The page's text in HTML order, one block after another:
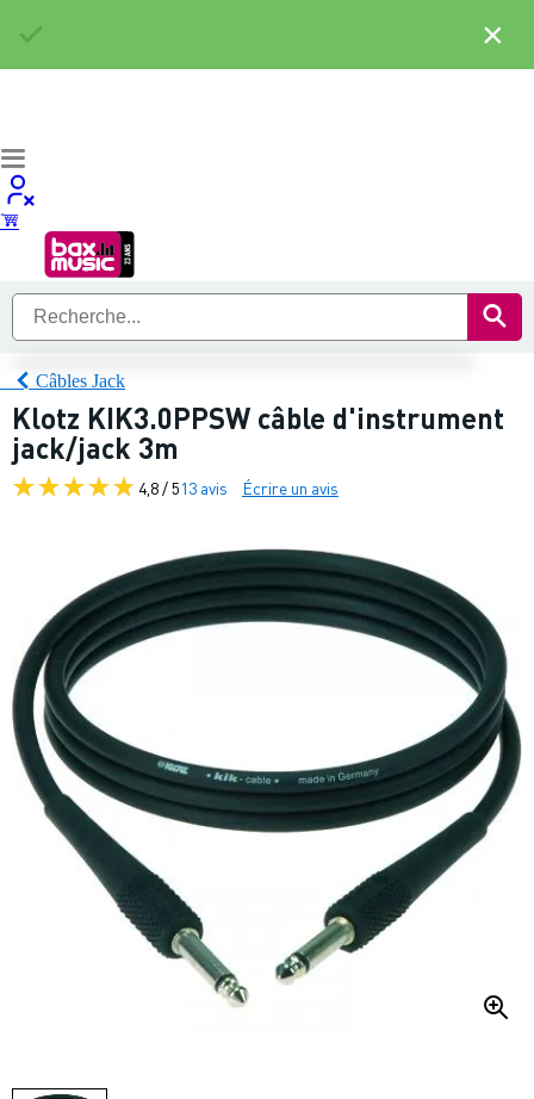
Câbles Jack
Klotz KIK3.0PPSW câble d'instrument
jack/jack 3m
4,8 / 513 avis Écrire un avis
×